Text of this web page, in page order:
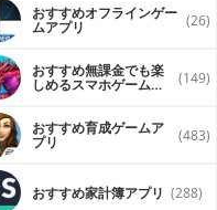
おすすめオフラインゲー
ムアプリ (26)
おすすめ無課金でも楽
しめるスマホゲームア (149)
おすすめ育成ゲームア
プリ (483)
おすすめ家計簿アプリ (288)